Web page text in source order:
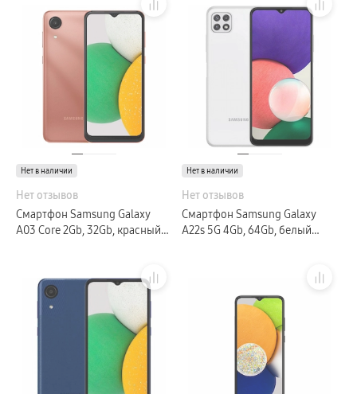
Нет в наличии
Нет отзывов
Смартфон Samsung Galaxy
A03 Core 2Gb, 32Gb, красный
Нет в наличии
Нет отзывов
Смартфон Samsung Galaxy
A22s 5G 4Gb, 64Gb, белый